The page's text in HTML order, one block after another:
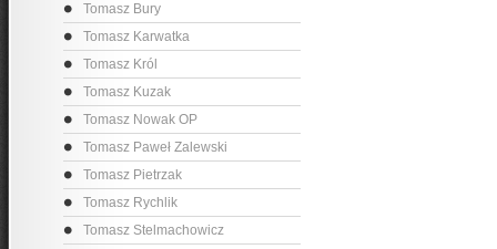
Tomasz Bury
Tomasz Karwatka
Tomasz Król
Tomasz Kuzak
Tomasz Nowak OP
Tomasz Paweł Zalewski
Tomasz Pietrzak
Tomasz Rychlik
Tomasz Stelmachowicz